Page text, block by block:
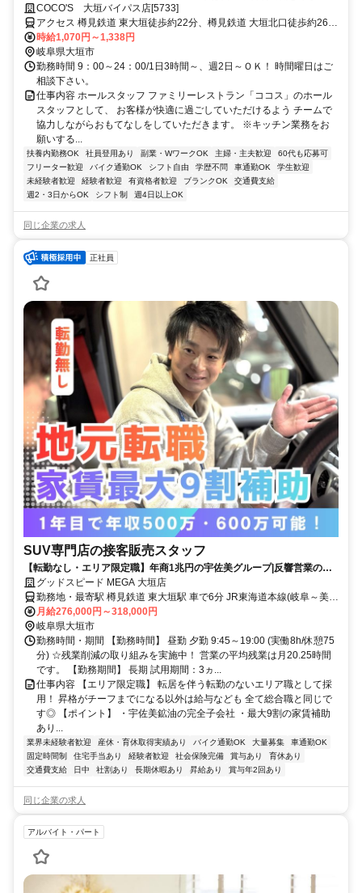
友達と応募もok◎履歴書不要♪
COCO'S 大垣バイパス店[5733]
アクセス 樽見鉄道 東大垣徒歩約22分、樽見鉄道 大垣北口徒歩約26
分、ＪＲ東海道本線 大垣北口徒歩約26分 JR大垣駅 徒歩25分
時給1,070円～1,338円
岐阜県大垣市
勤務時間 9：00～24：00/1日3時間～、週2日～ＯＫ！ 時間曜日はご
相談下さい。
仕事内容 ホールスタッフ ファミリーレストラン「ココス」のホール
スタッフとして、 お客様が快適に過ごしていただけるよう チームで
協力しながらおもてなしをしていただきます。 ※キッチン業務をお
願いする...
扶養内勤務OK 社員登用あり 副業・WワークOK 主婦・主夫歓迎
60代も応募可
フリーター歓迎
バイク通勤OK シフト自由 学歴不問 車通勤OK
学生歓迎
未経験者歓迎
経験者歓迎 有資格者歓迎 ブランクOK
交通費支給
週2・3日からOK
シフト制 週4日以上OK
同じ企業の求人
正社員
SUV専門店の接客販売スタッフ
【転勤なし・エリア限定職】年商1兆円の宇佐美グループ|反響営業の
み！転勤なし×年休120日＋計画有給5日
グッドスピード MEGA 大垣店
勤務地・最寄駅 樽見鉄道 東大垣駅 車で6分 JR東海道本線(岐阜～美濃
赤坂・米原) 大垣駅 車で8分 養老鉄道養老線 室駅 車で11分 アル・プ
ラザ鶴見のすぐそば
月給276,000円～318,000円
岐阜県大垣市
勤務時間・期間 【勤務時間】 昼勤 夕勤 9:45～19:00 (実働8h/休憩75
分) ☆残業削減の取り組みを実施中！ 営業の平均残業は月20.25時間
です。 【勤務期間】 長期 試用期間：3ヵ...
仕事内容 【エリア限定職】 転居を伴う転勤のないエリア職として採
用！ 昇格がチーフまでになる以外は給与なども 全て総合職と同じで
す◎ 【ポイント】 ・宇佐美鉱油の完全子会社 ・最大9割の家賃補助
あり...
業界未経験者歓迎 産休・育休取得実績あり バイク通勤OK 大量募集
車通勤OK
固定時間制
住宅手当あり 経験者歓迎 社会保険完備 賞与あり
育休あり
交通費支給
日中 社割あり 長期休暇あり 昇給あり 賞与年2回あり
同じ企業の求人
アルバイト・パート